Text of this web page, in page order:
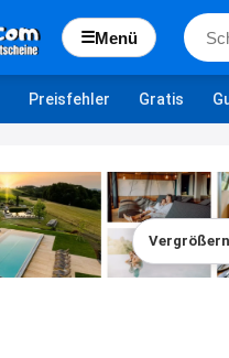
☰Menü
Preisfehler Gratis
Vergrößern